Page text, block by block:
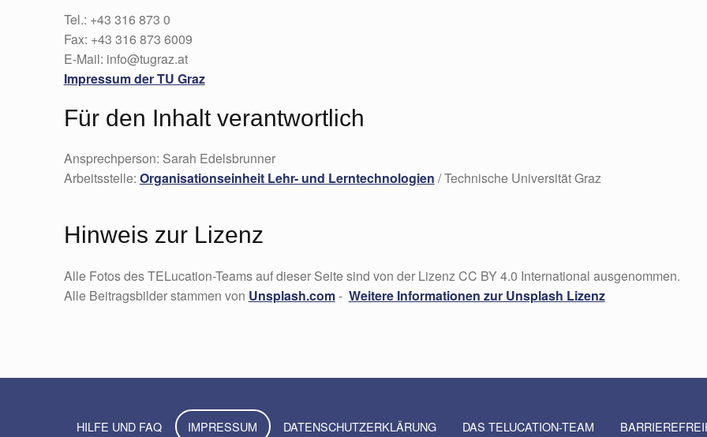
Tel.: +43 316 873 0
Fax: +43 316 873 6009
E-Mail: info@tugraz.at
Impressum der TU Graz
Für den Inhalt verantwortlich
Ansprechperson: Sarah Edelsbrunner
Arbeitsstelle: Organisationseinheit Lehr- und Lerntechnologien / Technische Universität Graz
Hinweis zur Lizenz
Alle Fotos des TELucation-Teams auf dieser Seite sind von der Lizenz CC BY 4.0 International ausgenommen.
Alle Beitragsbilder stammen von Unsplash.com- Weitere Informationen zur Unsplash Lizenz
Skip back to navigation
HILFE UND FAQ IMPRESSUM DATENSCHUTZERKLÄRUNG DAS TELUCATION-TEAM